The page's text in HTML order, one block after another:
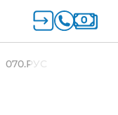
070.РУС